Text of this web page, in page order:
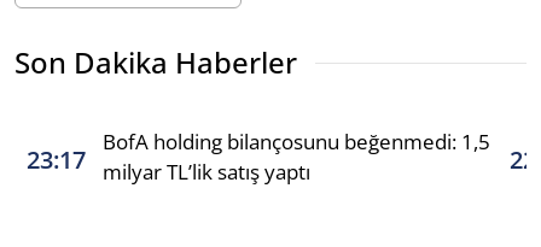
Son Dakika Haberler
23:17
BofA holding bilançosunu beğenmedi: 1,5
milyar TL’lik satış yaptı